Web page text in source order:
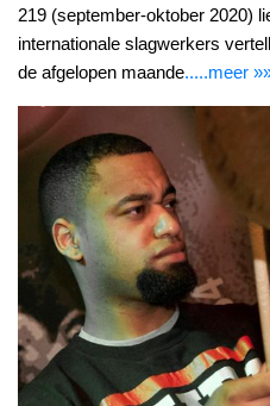
219 (september-oktober 2020)
internationale slagwerkers
de afgelopen maande.....meer